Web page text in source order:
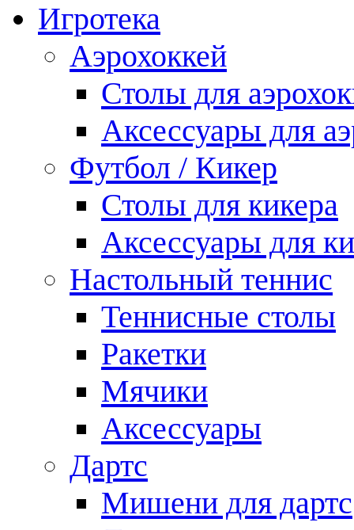
Игротека
Аэрохоккей
Столы для
Аксессуары для
Футбол / Кикер
Столы для кикера
Аксессуары для
Настольный теннис
Теннисные столы
Ракетки
Мячики
Аксессуары
Дартс
Мишени для дартс